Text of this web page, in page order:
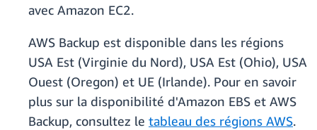
avec Amazon EC2.
AWS Backup est disponible dans les régions
USA Est (Virginie du Nord), USA Est (Ohio), USA
Ouest (Oregon) et UE (Irlande). Pour en savoir
plus sur la disponibilité d'Amazon EBS et AWS
Backup, consultez le tableau des régions AWS.